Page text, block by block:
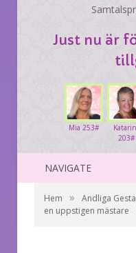
Just nu är
203#
Mia 253#
NAVIGATE
Hem » Andliga
en uppstigen mästare